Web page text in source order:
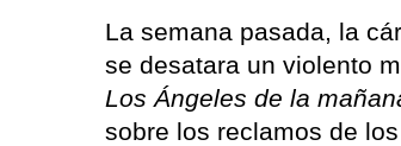
La semana pasada, la
se desatara un violento
Los Ángeles de la
sobre los reclamos de